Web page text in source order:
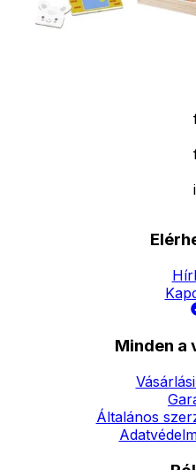
Minden a
Általános